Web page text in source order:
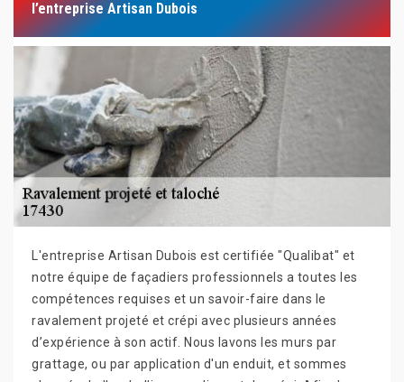
l’entreprise Artisan Dubois
L'entreprise Artisan Dubois est certifiée "Qualibat" et
notre équipe de façadiers professionnels a toutes les
compétences requises et un savoir-faire dans le
ravalement projeté et crépi avec plusieurs années
d’expérience à son actif. Nous lavons les murs par
grattage, ou par application d'un enduit, et sommes